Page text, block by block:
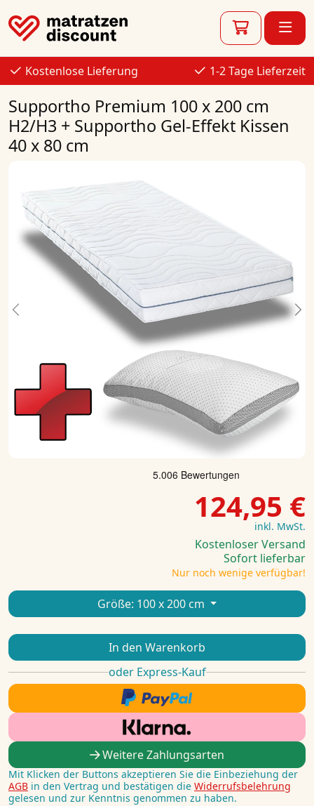
Kostenlose Lieferung 1-2 Tage Lieferzeit
Supportho Premium 100 x 200 cm
H2/H3 + Supportho Gel-Effekt Kissen
40 x 80 cm
Previous
124,95 €
inkl. MwSt.
Kostenloser Versand
Sofort lieferbar
Nur noch wenige verfügbar!
Größe: 100 x 200 cm
In den Warenkorb
oder Express-Kauf
Weitere Zahlungsarten
Mit Klicken der Buttons akzeptieren Sie die Einbeziehung der
AGB in den Vertrag und bestätigen die Widerrufsbelehrung
gelesen und zur Kenntnis genommen zu haben.